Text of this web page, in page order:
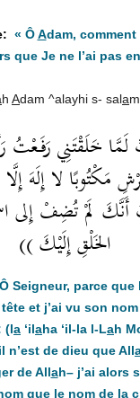
« ÔAdam,
que Je ne l’ai pas
h Adam ^alayhi s- sala
خَلَقْتَنِي رَفَعْتُ
مَكْتُوبًا لا إِلَهَ
أَنَّكَ لَمْ تُضِفْ إِلى
الخَلْقِ إِلَيْكَ ))
Ô Seigneur, parce que
tête et j’ai vu son
(la ‘ilaha ‘il-la l-Lah
il n’est de dieu que All
de Allah–j’ai alors
que le nom de la